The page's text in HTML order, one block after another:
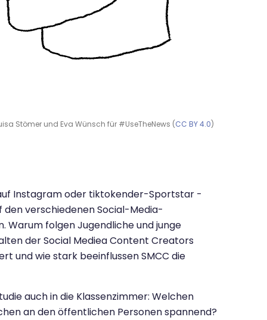
Stömer und Eva Wünsch für #UseTheNews (CC BY 4.0)
Instagram oder tiktokender-Sportstar -
den verschiedenen Social-Media-
Warum folgen Jugendliche und junge
der Social Mediea Content Creators
und wie stark beeinflussen SMCC die
auch in die Klassenzimmer: Welchen
an den öffentlichen Personen spannend?